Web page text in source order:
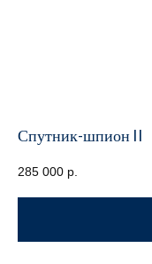
Спутник-шпион II
285 000 р.